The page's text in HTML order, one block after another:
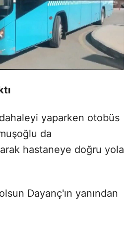
yaparken otobüs
da
hastaneye doğru yola
Dayanç'ın yanından